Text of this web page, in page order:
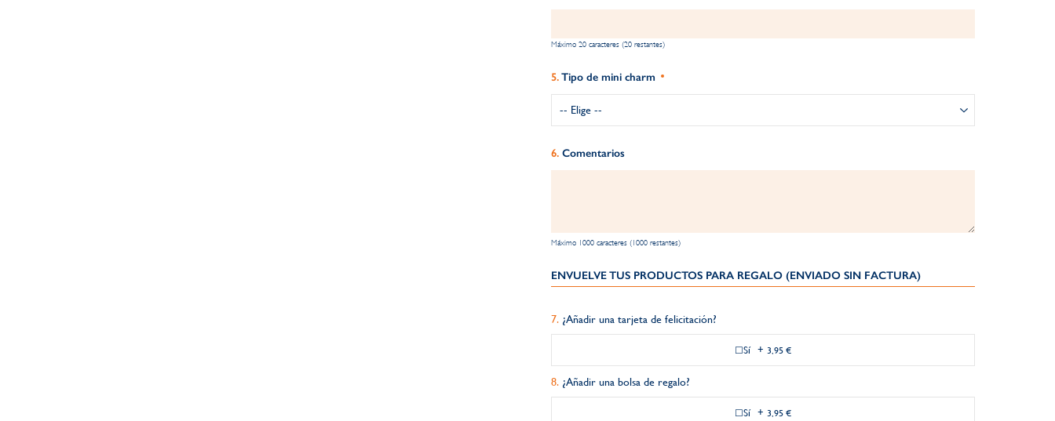
Máximo 20 caracteres (20 restantes)
Tipo de mini charm
Comentarios
Máximo 1000 caracteres (1000 restantes)
ENVUELVE TUS PRODUCTOS PARA REGALO (ENVIADO SIN FACTURA)
¿Añadir una tarjeta de felicitación?
Sí + 3,95 €
¿Añadir una bolsa de regalo?
Sí + 3,95 €